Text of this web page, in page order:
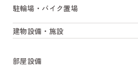
駐輪場・バイク置場
建物設備・施設
部屋設備